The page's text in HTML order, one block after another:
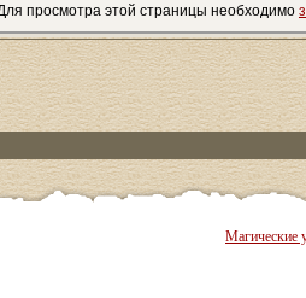
просмотра этой страницы необходимо
Магические